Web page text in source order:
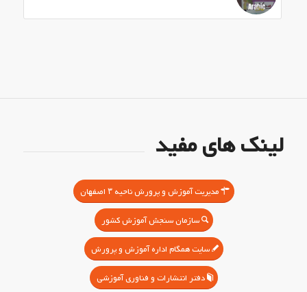
لینک های مفید
مدیریت آموزش و پرورش ناحیه ۳ اصفهان
سازمان سنجش آموزش کشور
سایت همگام اداره آموزش و پرورش
دفتر انتشارات و فناوری آموزشی